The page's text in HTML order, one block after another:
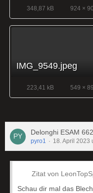
348,87 kB 924 ×
IMG_9549.jpeg
223,41 kB 549 ×
Delonghi ESAM
pyro1 18. April 2023
Zitat von
Schau dir mal das